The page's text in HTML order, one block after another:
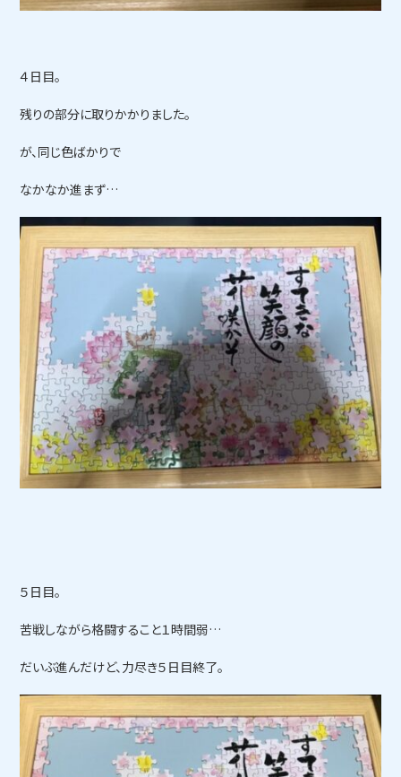
４日目。
残りの部分に取りかかりました。
が、同じ色ばかりで
なかなか進まず…
５日目。
苦戦しながら格闘すること１時間弱…
だいぶ進んだけど、力尽き５日目終了。